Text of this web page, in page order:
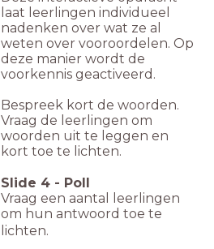
laat leerlingen individueel
nadenken over wat ze al
weten over vooroordelen. Op
deze manier wordt de
voorkennis geactiveerd.
Bespreek kort de woorden.
Vraag de leerlingen om
woorden uit te leggen en
kort toe te lichten.
Slide 4 - Poll
Vraag een aantal leerlingen
om hun antwoord toe te
lichten.